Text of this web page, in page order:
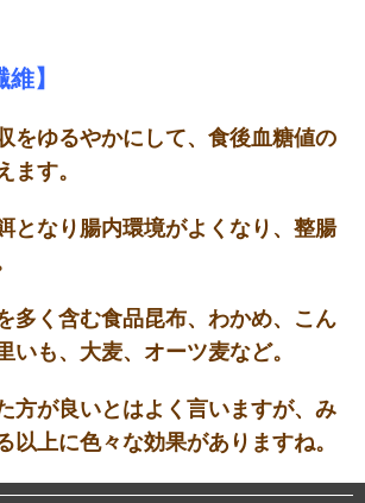
】
をゆるやかにして、食後血糖値の
ます。
となり腸内環境がよくなり、整腸
多く含む食品昆布、わかめ、こん
いも、大麦、オーツ麦など。
方が良いとはよく言いますが、み
以上に色々な効果がありますね。